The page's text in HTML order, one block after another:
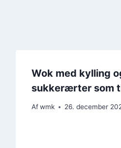
Wok med kylling
sukkerærter som
Af wmk 26. december